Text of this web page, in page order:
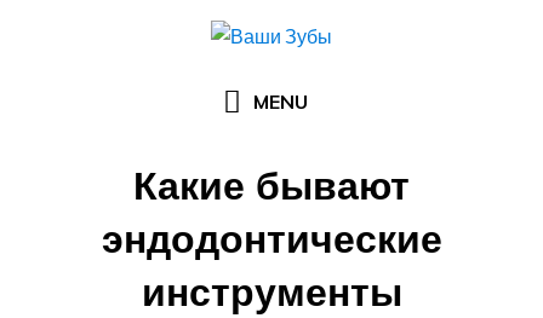
MENU
Какие бывают
эндодонтические
инструменты